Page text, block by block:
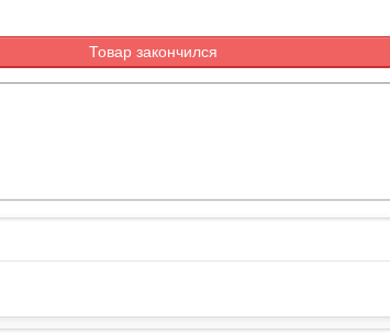
Товар закончился